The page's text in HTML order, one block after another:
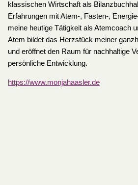
klassischen Wirtschaft als
Erfahrungen mit Atem-, Fasten-,
meine heutige Tätigkeit als Atemcoach
Atem bildet das Herzstück meiner
und eröffnet den Raum für nachhaltige
persönliche Entwicklung.
https://www.monjahaasler.de